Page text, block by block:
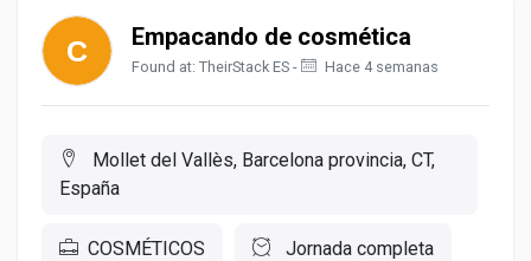
Empacando de cosmética
Found at: TheirStack ES - Hace 4 semanas
Mollet del Vallès, Barcelona provincia, CT,
España
COSMÉTICOS Jornada completa